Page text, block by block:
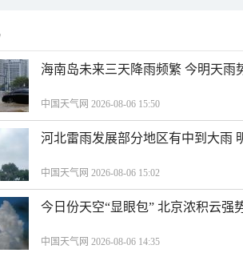
海南岛未来三天降雨频繁 今明天雨
中国天气网 2026-08-06 15:50
河北雷雨发展部分地区有中到大雨
中国天气网 2026-08-06 15:02
今日份天空“显眼包” 北京浓积云强
中国天气网 2026-08-06 14:35